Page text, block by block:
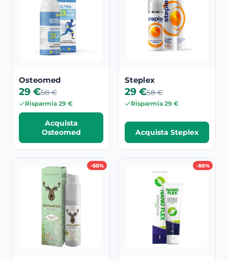
Osteomed
29 €58 €
Risparmia 29 €
Acquista
Osteomed
Steplex
29 €58 €
Risparmia 29 €
Acquista Steplex
-50% -50%